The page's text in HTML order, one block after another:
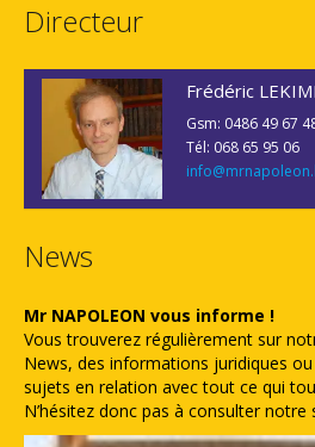
Directeur
Frédéric
Gsm: 0486 49 67
Tél: 068 65 95 06
News
Mr NAPOLEON vous informe !
Vous trouverez régulièrement sur
News, des informations juridiques
sujets en relation avec tout ce qui
N’hésitez donc pas à consulter notre